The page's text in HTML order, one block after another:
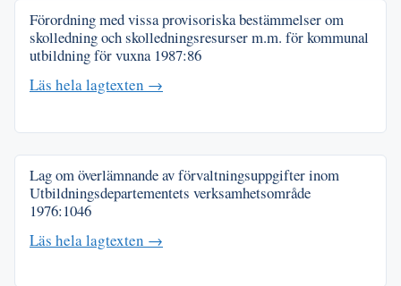
Förordning med vissa provisoriska bestämmelser om
skolledning och skolledningsresurser m.m. för kommunal
utbildning för vuxna 1987:86
Läs hela lagtexten →
Lag om överlämnande av förvaltningsuppgifter inom
Utbildningsdepartementets verksamhetsområde
1976:1046
Läs hela lagtexten →